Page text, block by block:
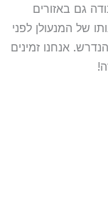
גם באזורים
של המנעולן לפני
אנחנו זמינים